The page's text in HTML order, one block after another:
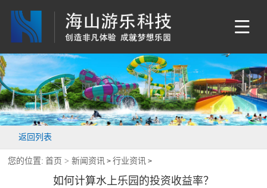
返回列表
您的位置: 首页 >新闻资讯 >行业资讯 >
如何计算水上乐园的投资收益率？